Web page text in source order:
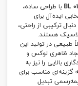
BLبا طراحی ساده،
ایده‌آل برای
ترکیبی از راحتی،
هستند.
طبیعی در تولید این
ظاهری لوکس و
بالایی را نیز به
گزینه‌ای مناسب برای
تبدیل